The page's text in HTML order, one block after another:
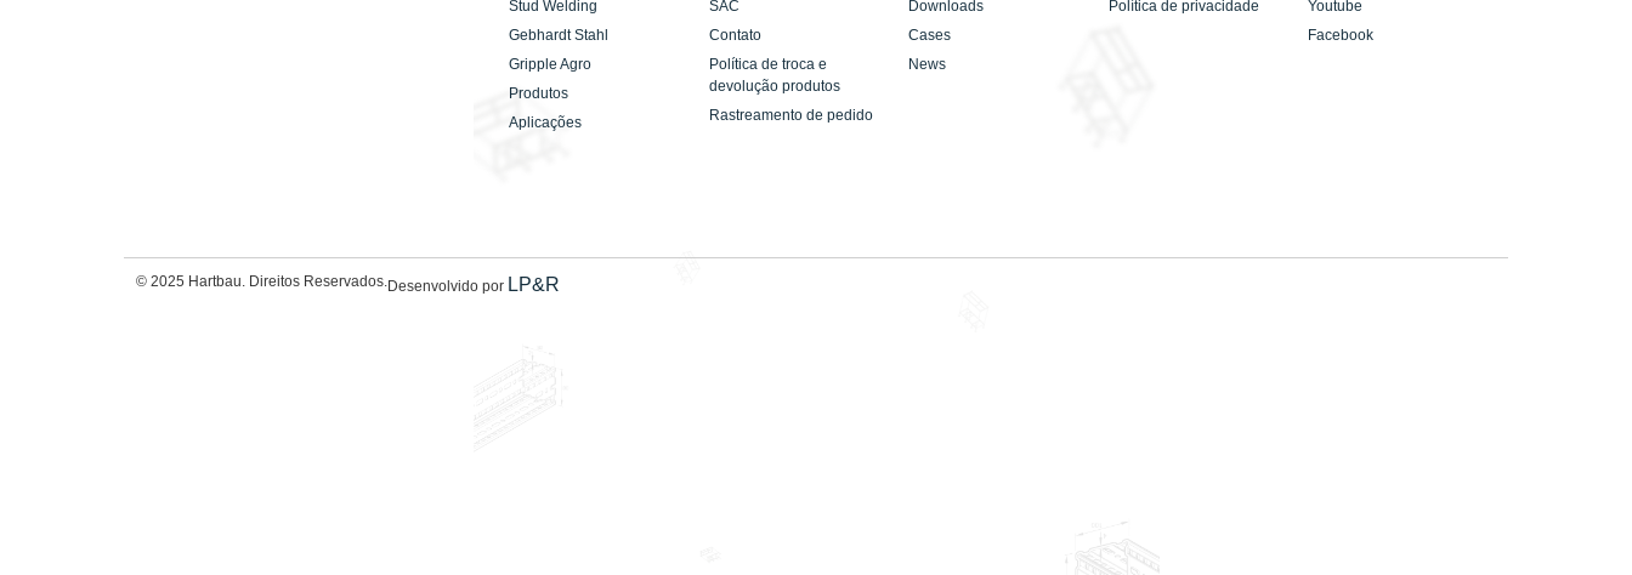
Stud Welding
Gebhardt Stahl
Gripple Agro
Produtos
Aplicações
SAC
Contato
Política de troca e
devolução produtos
Rastreamento de pedido
Downloads
Cases
News
Política de privacidade
Youtube
Facebook
© 2025 Hartbau. Direitos Reservados.Desenvolvido por LP&R